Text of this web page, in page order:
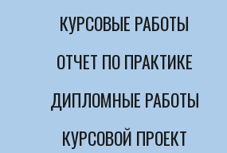
КУРСОВЫЕ РАБОТЫ
ОТЧЕТ ПО ПРАКТИКЕ
ДИПЛОМНЫЕ РАБОТЫ
КУРСОВОЙ ПРОЕКТ